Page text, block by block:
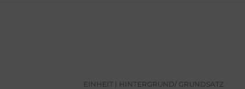
EINHEIT | HINTERGRUND/ GRUNDSATZ